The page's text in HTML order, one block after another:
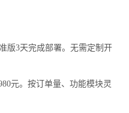
版3天完成部署。无需定制开
元。按订单量、功能模块灵